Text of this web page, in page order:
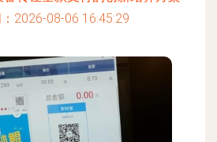
2026-08-06 16:45:29